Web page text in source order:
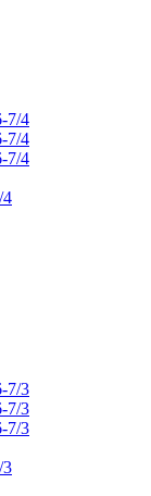
4
3